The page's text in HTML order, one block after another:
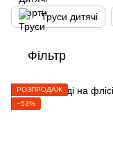
Труси дитячі
Фільтр
РОЗПРОДАЖ
−53%